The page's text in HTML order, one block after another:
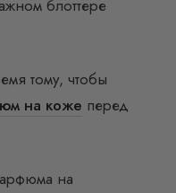
блоттере
тому, чтобы
на коже перед
на